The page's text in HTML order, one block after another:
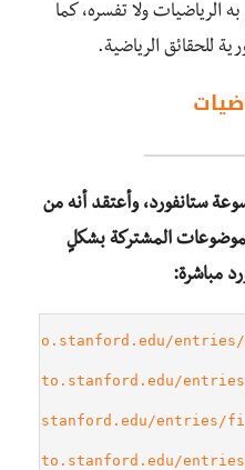
الرياضيات ولا تفسره، كما
للحقائق الرياضية.
ستانفورد، وأعتقد أنه من
المشتركة بشكلٍ
مباشرة:
entries/
entries/
entries/
entries/